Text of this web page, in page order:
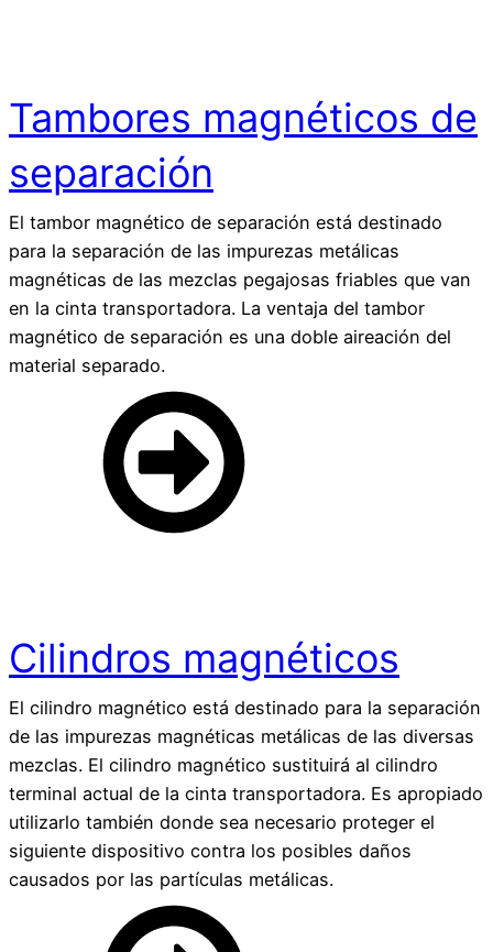
Tambores magnéticos de
separación
El tambor magnético de separación está destinado
para la separación de las impurezas metálicas
magnéticas de las mezclas pegajosas friables que van
en la cinta transportadora. La ventaja del tambor
magnético de separación es una doble aireación del
material separado.
Cilindros magnéticos
El cilindro magnético está destinado para la separación
de las impurezas magnéticas metálicas de las diversas
mezclas. El cilindro magnético sustituirá al cilindro
terminal actual de la cinta transportadora. Es apropiado
utilizarlo también donde sea necesario proteger el
siguiente dispositivo contra los posibles daños
causados por las partículas metálicas.